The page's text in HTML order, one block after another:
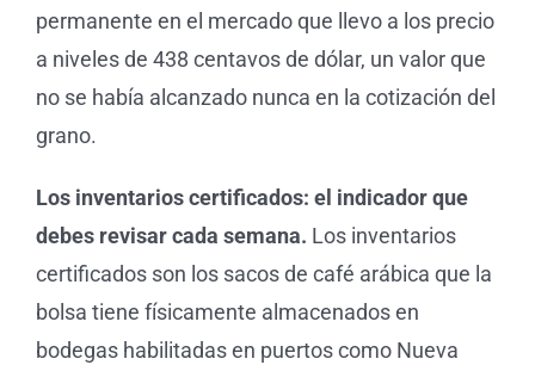
permanente en el mercado que llevo a los precio
a niveles de 438 centavos de dólar, un valor que
no se había alcanzado nunca en la cotización del
grano.
Los inventarios certificados: el indicador que
debes revisar cada semana. Los inventarios
certificados son los sacos de café arábica que la
bolsa tiene físicamente almacenados en
bodegas habilitadas en puertos como Nueva